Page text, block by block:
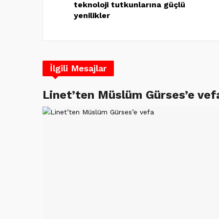
teknoloji tutkunlarına güçlü
yenilikler
İlgili Mesajlar
Linet’ten Müslüm Gürses’e